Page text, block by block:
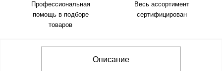
Профессиональная
помощь в подборе
товаров
Весь ассортимент
сертифицирован
Описание